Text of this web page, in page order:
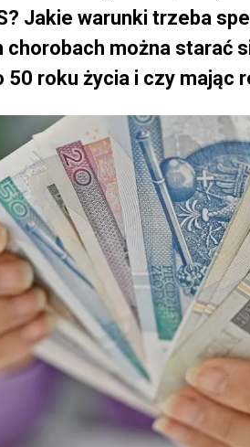
Jakie warunki trzeba
można starać
roku życia i czy mając